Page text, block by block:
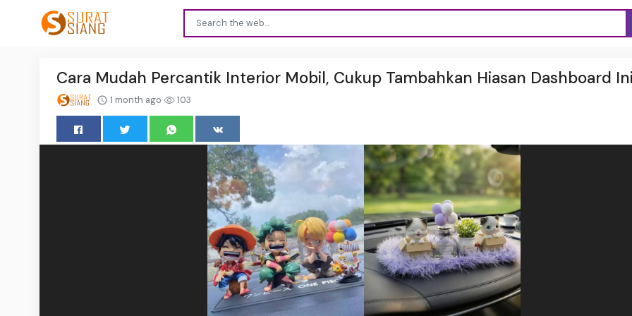
Cara Mudah Percantik Interior Mobil, Cukup Tambahkan Hiasan Dashboard
1 month ago 103